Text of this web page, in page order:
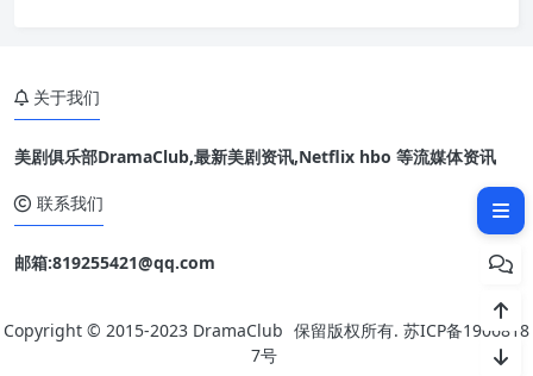
关于我们
美剧俱乐部DramaClub,最新美剧资讯,Netflix hbo 等流媒体资讯
联系我们
邮箱:819255421@qq.com
Copyright © 2015-2023 DramaClub 保留版权所有. 苏ICP备1906818
7号